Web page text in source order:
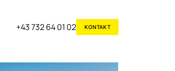
+43 732 64 01 02 KONTAKT